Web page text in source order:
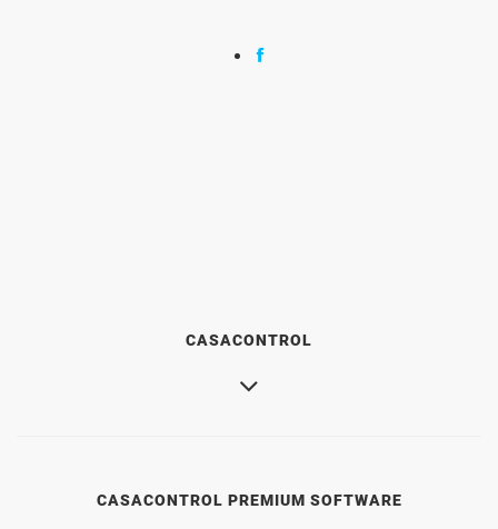
CASACONTROL
CASACONTROL PREMIUM SOFTWARE